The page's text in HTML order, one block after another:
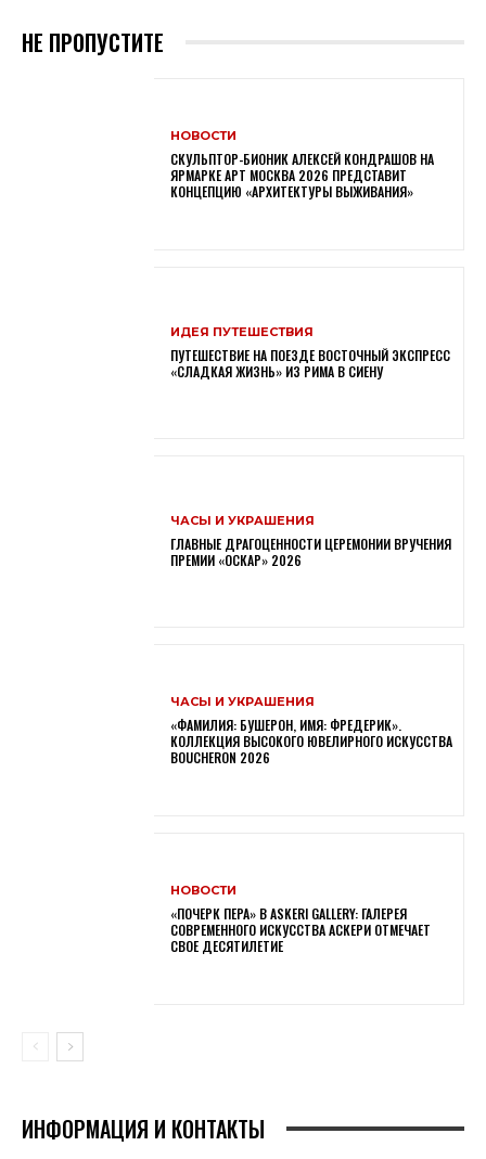
НЕ ПРОПУСТИТЕ
НОВОСТИ
СКУЛЬПТОР-БИОНИК АЛЕКСЕЙ КОНДРАШОВ НА
ЯРМАРКЕ АРТ МОСКВА 2026 ПРЕДСТАВИТ
КОНЦЕПЦИЮ «АРХИТЕКТУРЫ ВЫЖИВАНИЯ»
ИДЕЯ ПУТЕШЕСТВИЯ
ПУТЕШЕСТВИЕ НА ПОЕЗДЕ ВОСТОЧНЫЙ ЭКСПРЕСС
«СЛАДКАЯ ЖИЗНЬ» ИЗ РИМА В СИЕНУ
ЧАСЫ И УКРАШЕНИЯ
ГЛАВНЫЕ ДРАГОЦЕННОСТИ ЦЕРЕМОНИИ ВРУЧЕНИЯ
ПРЕМИИ «ОСКАР» 2026
ЧАСЫ И УКРАШЕНИЯ
«ФАМИЛИЯ: БУШЕРОН, ИМЯ: ФРЕДЕРИК».
КОЛЛЕКЦИЯ ВЫСОКОГО ЮВЕЛИРНОГО ИСКУССТВА
BOUCHERON 2026
НОВОСТИ
«ПОЧЕРК ПЕРА» В ASKERI GALLERY: ГАЛЕРЕЯ
СОВРЕМЕННОГО ИСКУССТВА АСКЕРИ ОТМЕЧАЕТ
СВОЕ ДЕСЯТИЛЕТИЕ
ИНФОРМАЦИЯ И КОНТАКТЫ